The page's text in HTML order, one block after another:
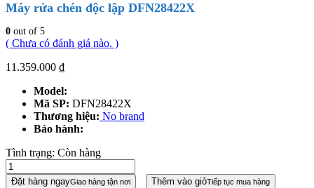
Máy rửa chén độc lập DFN28422X
0 out of 5
( Chưa có đánh giá nào. )
11.359.000 ₫
Model:
Mã SP: DFN28422X
Thương hiệu: No brand
Bảo hành:
Tình trạng: Còn hàng
Đặt hàng ngayGiao hàng tận nơi Thêm vào giỏTiếp tục mua hàng